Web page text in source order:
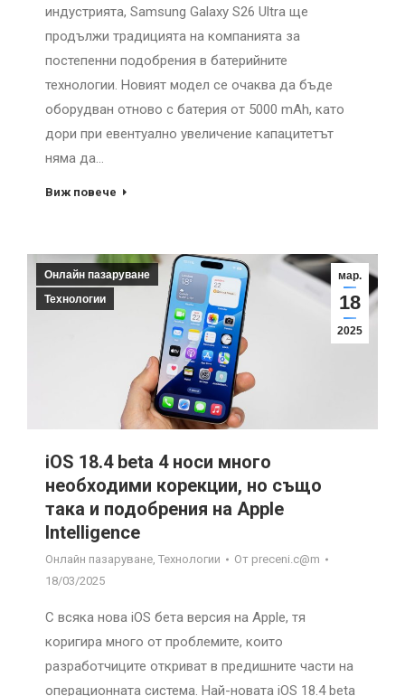
индустрията, Samsung Galaxy S26 Ultra ще
продължи традицията на компанията за
постепенни подобрения в батерийните
технологии. Новият модел се очаква да бъде
оборудван отново с батерия от 5000 mAh, като
дори при евентуално увеличение капацитетът
няма да…
Виж повече
мар.
18
2025
Онлайн пазаруване
Технологии
iOS 18.4 beta 4 носи много
необходими корекции, но също
така и подобрения на Apple
Intelligence
Онлайн пазаруване, Технологии От preceni.c@m
18/03/2025
С всяка нова iOS бета версия на Apple, тя
коригира много от проблемите, които
разработчиците откриват в предишните части на
операционната система. Най-новата iOS 18.4 beta